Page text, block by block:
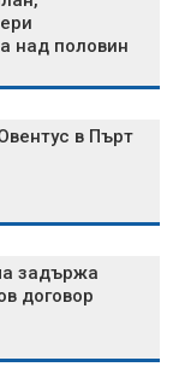
над половин
в Пърт
задържа
договор